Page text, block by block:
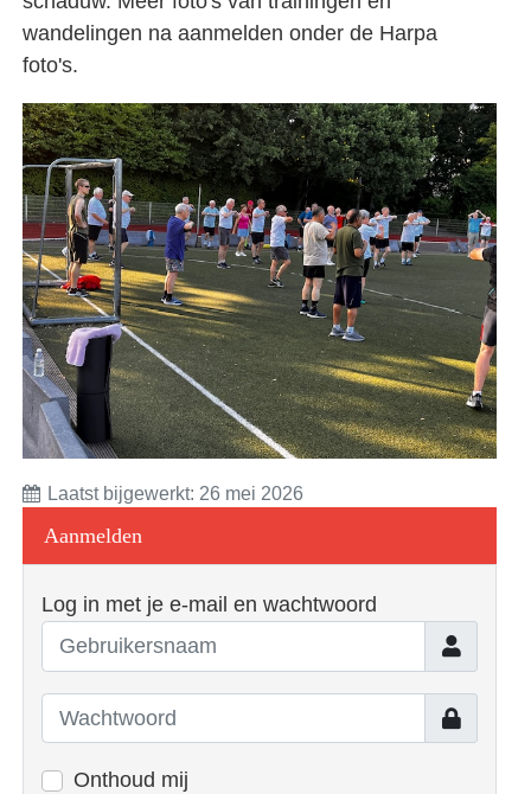
wandelingen na aanmelden onder de Harpa
foto's.
Laatst bijgewerkt: 26 mei 2026
Aanmelden
Log in met je e-mail en wachtwoord
Toon
Onthoud mij